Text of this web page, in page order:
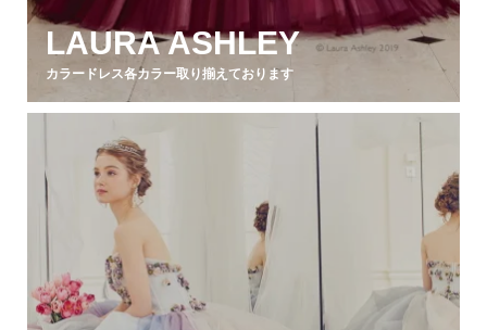
LAURA ASHLEY
カラードレス各カラー取り揃えております